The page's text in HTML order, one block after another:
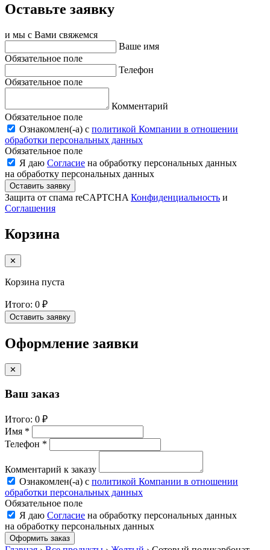
Оставьте заявку
и мы с Вами свяжемся
Ваше имя
Обязательное поле
Телефон
Обязательное поле
Комментарий
Обязательное поле
Ознакомлен(-a) с политикой Компании в отношении
обработки персональных данных
Обязательное поле
Я даю Согласие на обработку персональных данных
на обработку персональных данных
Оставить заявку
Защита от спама reCAPTCHA Конфиденциальность и
Соглашения
Корзина
✕
Корзина пуста
Итого: 0 ₽
Оставить заявку
Оформление заявки
✕
Ваш заказ
Итого: 0 ₽
Имя *
Телефон *
Комментарий к заказу
Ознакомлен(-a) с политикой Компании в отношении
обработки персональных данных
Обязательное поле
Я даю Согласие на обработку персональных данных
на обработку персональных данных
Оформить заказ